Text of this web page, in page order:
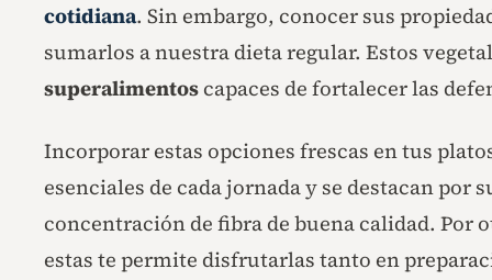
cotidiana. Sin embargo, conocer sus
sumarlos a nuestra dieta regular. Estos
superalimentos capaces de fortalecer las
Incorporar estas opciones frescas en tus
esenciales de cada jornada y se destacan por
concentración de fibra de buena calidad. Por
estas te permite disfrutarlas tanto en